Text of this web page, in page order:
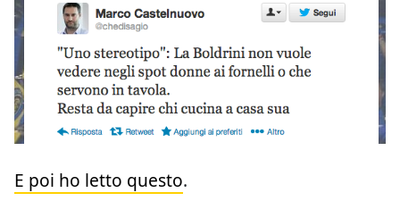
E poi ho letto questo.